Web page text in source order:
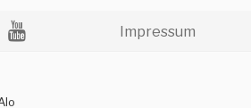
Impressum